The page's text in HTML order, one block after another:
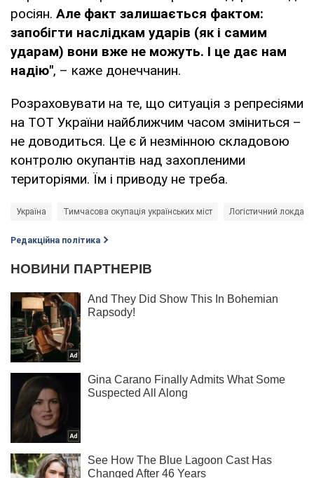
росіян. Але факт залишається фактом:
запобігти наслідкам ударів (як і самим
ударам) вони вже не можуть. І це дає нам
надію", – каже донеччанин.
Розраховувати на те, що ситуація з репресіями
на ТОТ України найближчим часом зміниться –
не доводиться. Це є й незмінною складовою
контролю окупантів над захопленими
територіями. Їм і приводу не треба.
Україна Тимчасова окупація українських міст Логістичний локдаун
Редакційна політика